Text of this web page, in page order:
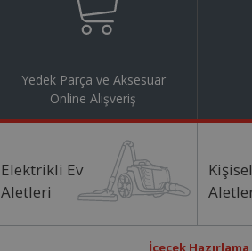
Yedek Parça ve Aksesuar
Online Alışveriş
Elektrikli Ev
Aletleri